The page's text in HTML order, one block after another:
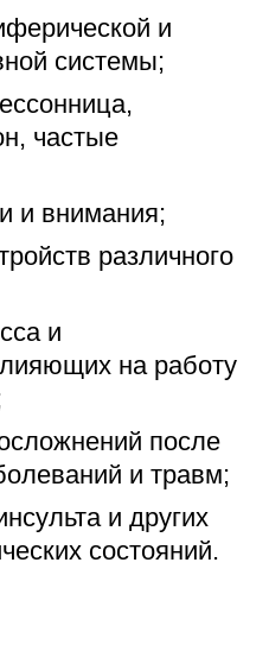
и
системы;
частые
и внимания;
различного
и
на работу
после
и травм;
и других
состояний.